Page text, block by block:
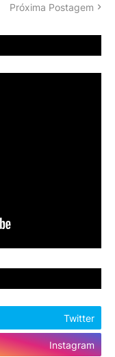
Próxima Postagem
Twitter
Instagram